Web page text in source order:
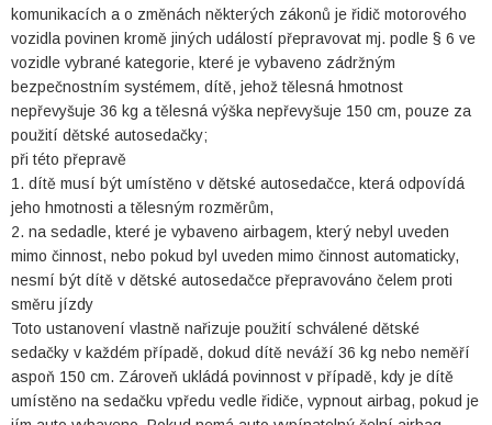
komunikacích a o změnách některých zákonů je řidič motorového
vozidla povinen kromě jiných událostí přepravovat mj. podle § 6 ve
vozidle vybrané kategorie, které je vybaveno zádržným
bezpečnostním systémem, dítě, jehož tělesná hmotnost
nepřevyšuje 36 kg a tělesná výška nepřevyšuje 150 cm, pouze za
použití dětské autosedačky;
při této přepravě
1. dítě musí být umístěno v dětské autosedačce, která odpovídá
jeho hmotnosti a tělesným rozměrům,
2. na sedadle, které je vybaveno airbagem, který nebyl uveden
mimo činnost, nebo pokud byl uveden mimo činnost automaticky,
nesmí být dítě v dětské autosedačce přepravováno čelem proti
směru jízdy
Toto ustanovení vlastně nařizuje použití schválené dětské
sedačky v každém případě, dokud dítě neváží 36 kg nebo neměří
aspoň 150 cm. Zároveň ukládá povinnost v případě, kdy je dítě
umístěno na sedačku vpředu vedle řidiče, vypnout airbag, pokud je